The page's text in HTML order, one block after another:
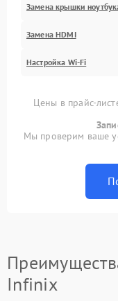
Замена крышки
Замена HDMI
Настройка Wi-Fi
Цены в прайс-
Мы проверим ваше
Infinix